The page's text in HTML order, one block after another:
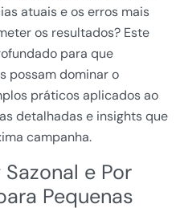
atuais e os erros mais
os resultados? Este
para que
possam dominar o
práticos aplicados ao
detalhadas e insights que
campanha.
e Por
Pequenas